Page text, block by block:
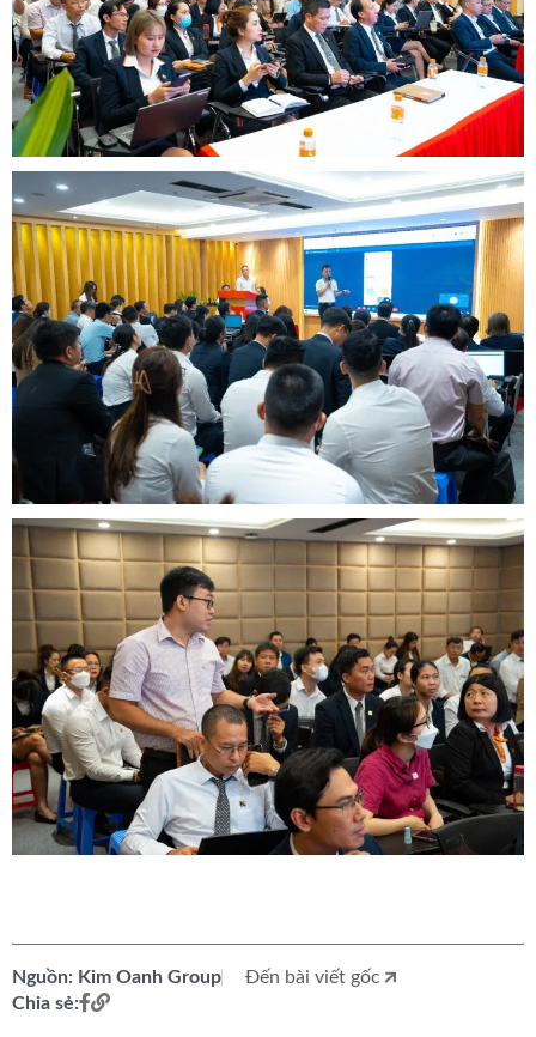
Nguồn: Kim Oanh Group
Đến bài viết gốc
Chia sẻ: